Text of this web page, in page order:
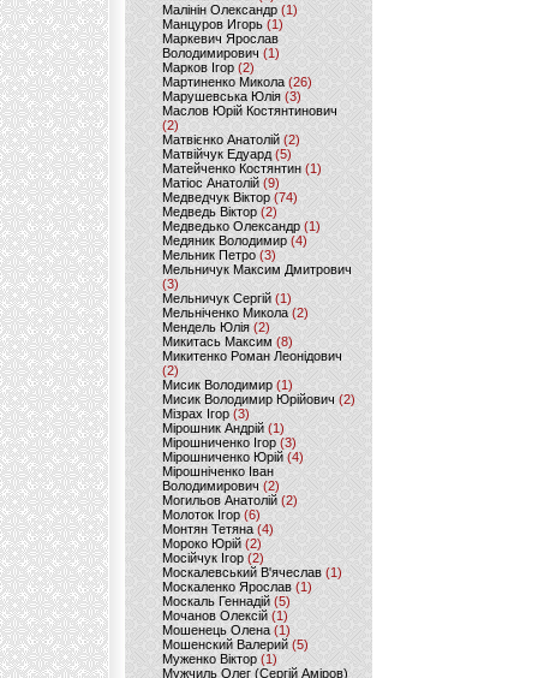
Малінін Олександр (1)
Манцуров Игорь (1)
Маркевич Ярослав
Володимирович (1)
Марков Ігор (2)
Мартиненко Микола (26)
Марушевська Юлія (3)
Маслов Юрій Костянтинович
(2)
Матвієнко Анатолій (2)
Матвійчук Едуард(5)
Матейченко Костянтин (1)
Матіос Анатолій (9)
Медведчук Віктор(74)
Медведь Віктор (2)
Медведько Олександр (1)
Медяник Володимир(4)
Мельник Петро (3)
Мельничук Максим Дмитрович
(3)
Мельничук Сергій (1)
Мельніченко Микола (2)
Мендель Юлія (2)
Микитась Максим (8)
Микитенко Роман Леонідович
(2)
Мисик Володимир (1)
Мисик Володимир Юрійович(2)
Мізрах Ігор(3)
Мірошник Андрій(1)
Мірошниченко Ігор (3)
Мірошниченко Юрій(4)
Мірошніченко Іван
Володимирович (2)
Могильов Анатолій (2)
Молоток Ігор (6)
Монтян Тетяна (4)
Мороко Юрій(2)
Мосійчук Ігор (2)
Москалевський В'ячеслав (1)
Москаленко Ярослав (1)
Москаль Геннадій (5)
Мочанов Олексій(1)
Мошенець Олена(1)
Мошенский Валерий (5)
Муженко Віктор (1)
Мужчиль Олег (Сергій Аміров)